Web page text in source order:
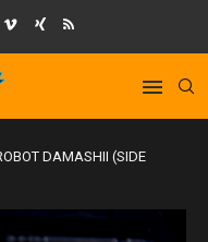
DAMASHII (SIDE